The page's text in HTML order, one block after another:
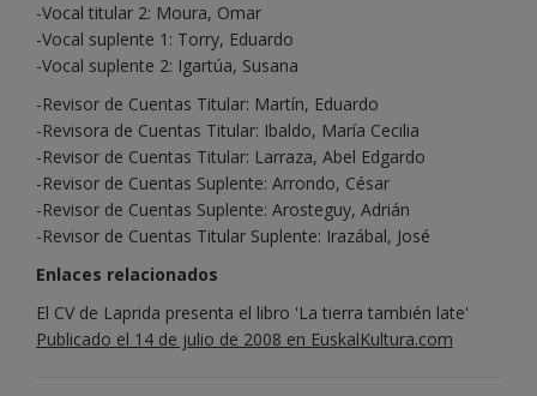
-Vocal titular 2: Moura, Omar
-Vocal suplente 1: Torry, Eduardo
-Vocal suplente 2: Igartúa, Susana
-Revisor de Cuentas Titular: Martín, Eduardo
-Revisora de Cuentas Titular: Ibaldo, María Cecilia
-Revisor de Cuentas Titular: Larraza, Abel Edgardo
-Revisor de Cuentas Suplente: Arrondo, César
-Revisor de Cuentas Suplente: Arosteguy, Adrián
-Revisor de Cuentas Titular Suplente: Irazábal, José
Enlaces relacionados
El CV de Laprida presenta el libro 'La tierra también late'
Publicado el 14 de julio de 2008 en EuskalKultura.com